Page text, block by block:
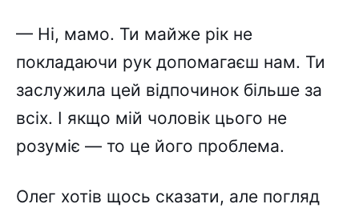
— Ні, мамо. Ти майже рік не
покладаючи рук допомагаєш нам. Ти
заслужила цей відпочинок більше за
всіх. І якщо мій чоловік цього не
розуміє — то це його проблема.
Олег хотів щось сказати, але погляд